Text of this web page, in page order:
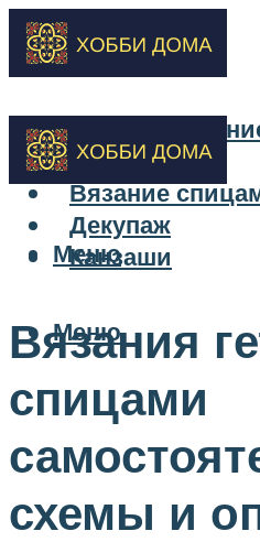
Вышивка
Вязание
Декупаж
Канзаши
Меню
Меню
Вязания
спицами
схемы и